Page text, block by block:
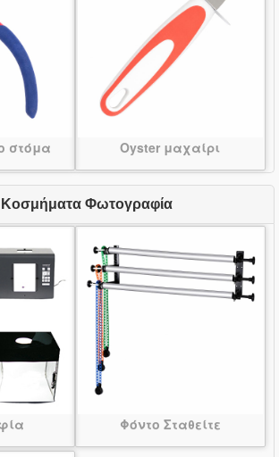
στόμα Oyster μαχαίρι
Κοσμήματα Φωτογραφία
Φόντο Σταθείτε